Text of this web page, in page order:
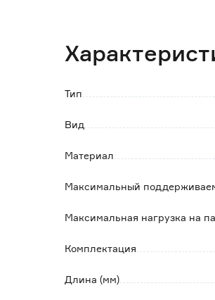
- повышенный срок
- простота монтажа.
Обратите внимание:
Тип
Вид
Материал
Максимальный
Максимальная нагрузка на
Комплектация
Длина (мм)